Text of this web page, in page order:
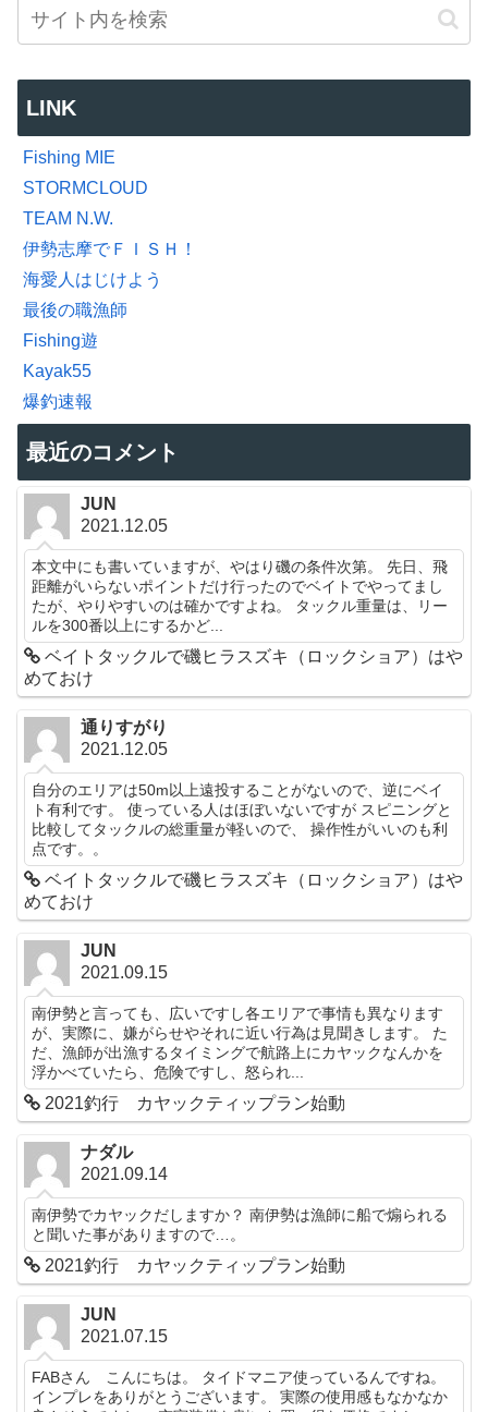
LINK
Fishing MIE
STORMCLOUD
TEAM N.W.
伊勢志摩でＦＩＳＨ！
海愛人はじけよう
最後の職漁師
Fishing遊
Kayak55
爆釣速報
最近のコメント
JUN
2021.12.05
本文中にも書いていますが、やはり磯の条件次第。 先日、飛
距離がいらないポイントだけ行ったのでベイトでやってまし
たが、やりやすいのは確かですよね。 タックル重量は、リー
ルを300番以上にするかど...
ベイトタックルで磯ヒラスズキ（ロックショア）はや
めておけ
通りすがり
2021.12.05
自分のエリアは50m以上遠投することがないので、逆にベイ
ト有利です。 使っている人はほぼいないですが スピニングと
比較してタックルの総重量が軽いので、 操作性がいいのも利
点です。。
ベイトタックルで磯ヒラスズキ（ロックショア）はや
めておけ
JUN
2021.09.15
南伊勢と言っても、広いですし各エリアで事情も異なります
が、実際に、嫌がらせやそれに近い行為は見聞きします。 た
だ、漁師が出漁するタイミングで航路上にカヤックなんかを
浮かべていたら、危険ですし、怒られ...
2021釣行 カヤックティップラン始動
ナダル
2021.09.14
南伊勢でカヤックだしますか？ 南伊勢は漁師に船で煽られる
と聞いた事がありますので…。
2021釣行 カヤックティップラン始動
JUN
2021.07.15
FABさん こんにちは。 タイドマニア使っているんですね。
インプレをありがとうございます。 実際の使用感もなかなか